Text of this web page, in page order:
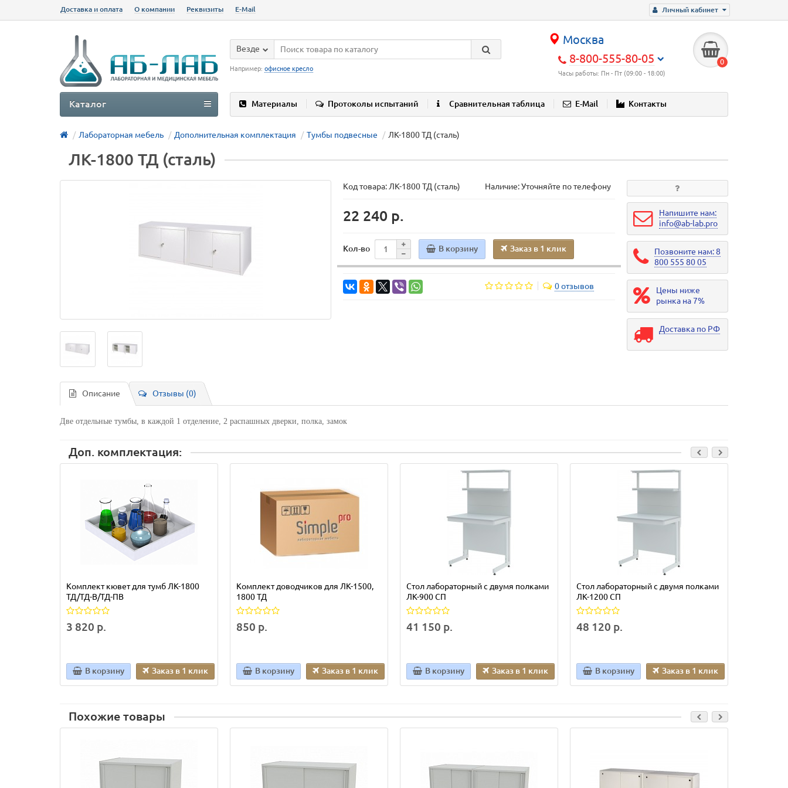
Личный кабинет
Доставка и оплата О компании Реквизиты E-Mail
Москва
8-800-555-80-05
Часы работы: Пн - Пт (09:00 - 18:00)
0
Везде
Например: офисное кресло
Материалы Протоколы испытаний Сравнительная таблица E-Mail Контакты
Каталог
Лабораторная мебель Дополнительная комплектация Тумбы подвесные ЛК-1800 ТД (сталь)
ЛК-1800 ТД (сталь)
Код товара: ЛК-1800 ТД (сталь) Наличие: Уточняйте по телефону
22 240 р.
Кол-во В корзину Заказ в 1 клик
0 отзывов
Напишите нам:
info@ab-lab.pro
Позвоните нам: 8
800 555 80 05
Цены ниже
рынка на 7%
Доставка по РФ
Описание Отзывы (0)
Две отдельные тумбы, в каждой 1 отделение, 2 распашных дверки, полка, замок
Доп. комплектация:
Комплект кювет для тумб ЛК-1800
ТД/ТД-В/ТД-ПВ
3 820 р.
В корзину Заказ в 1 клик
Комплект доводчиков для ЛК-1500,
1800 ТД
850 р.
В корзину Заказ в 1 клик
Стол лабораторный с двумя полками
ЛК-900 СП
41 150 р.
В корзину Заказ в 1 клик
Стол лабораторный с двумя полками
ЛК-1200 СП
48 120 р.
В корзину Заказ в 1 клик
Похожие товары